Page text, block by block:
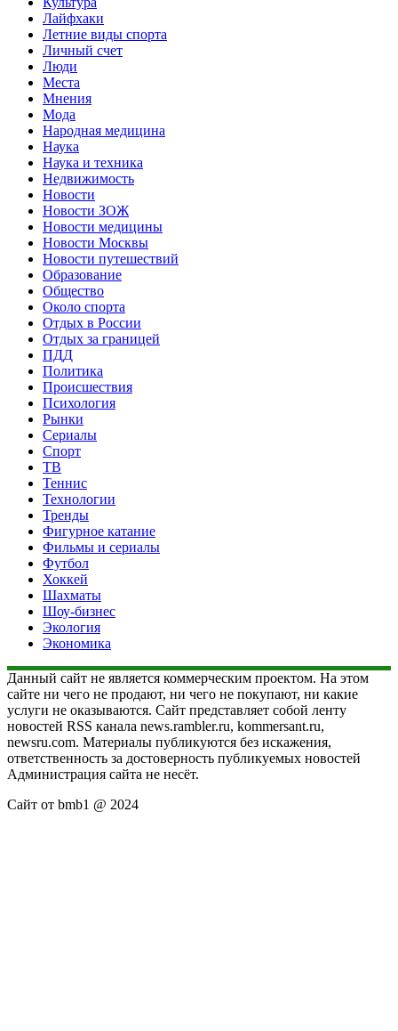
Лайфхаки
Летние виды спорта
Личный счет
Люди
Места
Мнения
Мода
Народная медицина
Наука
Наука и техника
Недвижимость
Новости
Новости ЗОЖ
Новости медицины
Новости Москвы
Новости путешествий
Образование
Общество
Около спорта
Отдых в России
Отдых за границей
ПДД
Политика
Происшествия
Психология
Рынки
Сериалы
Спорт
ТВ
Теннис
Технологии
Тренды
Фигурное катание
Фильмы и сериалы
Футбол
Хоккей
Шахматы
Шоу-бизнес
Экология
Экономика
Данный сайт не является коммерческим проектом. На этом
сайте ни чего не продают, ни чего не покупают, ни какие
услуги не оказываются. Сайт представляет собой ленту
новостей RSS канала news.rambler.ru, kommersant.ru,
newsru.com. Материалы публикуются без искажения,
ответственность за достоверность публикуемых новостей
Администрация сайта не несёт.
Сайт от bmb1 @ 2024